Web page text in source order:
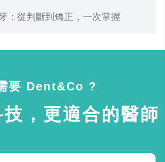
：從判斷到矯正，一次掌握
要 Dent&Co ?
，更適合的醫師